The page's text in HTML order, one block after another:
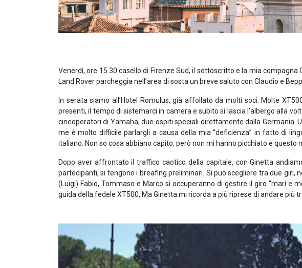
Venerdì, ore 15.30 casello di Firenze Sud, il sottoscritto e la mia
Land Rover parcheggia nell’area di sosta un breve saluto con Claudio e
In serata siamo all’Hotel Romulus, già affollato da molti soci. Molte
presenti, il tempo di sistemarci in camera e subito si lascia l’albergo alla
cineoperatori di Yamaha, due ospiti speciali direttamente dalla Germania.
me è molto difficile parlargli a causa della mia “deficienza” in fatto di
italiano. Non so cosa abbiano capito, però non mi hanno picchiato e questo
Dopo aver affrontato il traffico caotico della capitale, con Ginetta
partecipanti, si tengono i breafing preliminari. Si può scegliere tra due
(Luigi) Fabio, Tommaso e Marco si occuperanno di gestire il giro “mari e
guida della fedele XT500, Ma Ginetta mi ricorda a più riprese di andare più